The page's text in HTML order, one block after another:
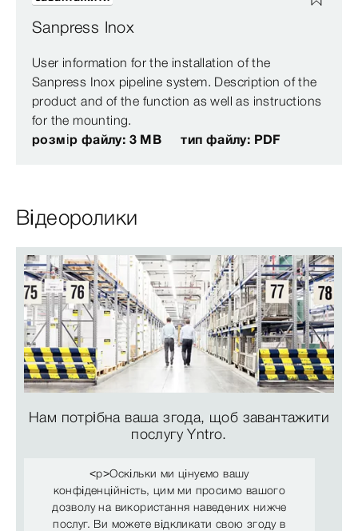
Sanpress Inox
User information for the installation of the
Sanpress Inox pipeline system. Description of the
product and of the function as well as instructions
for the mounting.
розмір файлу: 3 MB
тип файлу: PDF
Відеоролики
Нам потрібна ваша згода, щоб завантажити
послугу Yntro.
<p>Оскільки ми цінуємо вашу
конфіденційність, цим ми просимо вашого
дозволу на використання наведених нижче
послуг. Ви можете відкликати свою згоду в